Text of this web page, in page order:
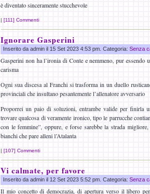
è diventato sinceramente stucchevole
| [111] Commenti
Ignorare Gasperini
Inserito da admin il 15 Set 2023 4:53 pm. Categoria: Senza
Gasperini non ha l’ironia di Conte e nemmeno, pur essendo
carisma
Ogni sua discesa al Franchi si trasforma in un duello
provinciali che insultano pesantemente l’allenatore avversario
Proporrei un paio di soluzioni, entrambe valide per finirla
trovare qualcosa di veramente ironico, tipo le parrucche
con le femmine”, oppure, e forse sarebbe la strada
bianchi che pare alleni l’Atalanta
| [107] Commenti
Vi calmate, per favore
Inserito da admin il 12 Set 2023 5:52 pm. Categoria: Senza
Il mio concetto di democrazia, di apertura verso il libero